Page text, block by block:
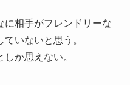
に相手がフレンドリーな
いないと思う。
か思えない。